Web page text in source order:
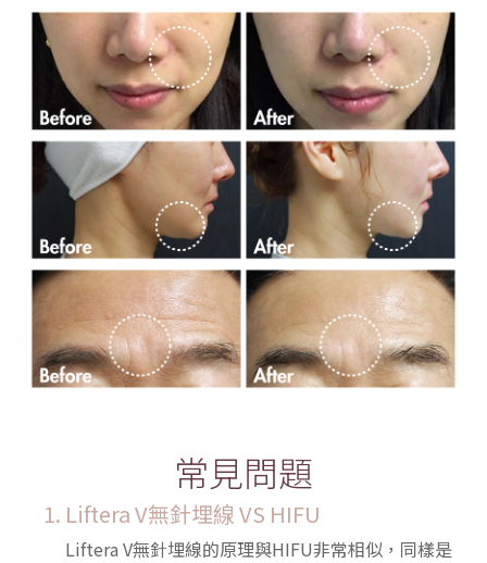
常見問題
Liftera V無針埋線 VS HIFU
Liftera V無針埋線的原理與HIFU非常相似，同樣是